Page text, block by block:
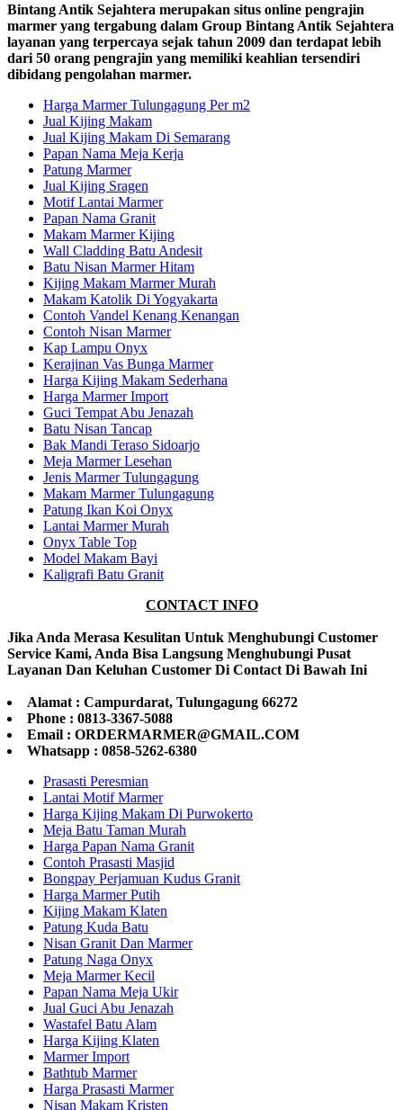
Bintang Antik Sejahtera merupakan situs online pengrajin
marmer yang tergabung dalam Group Bintang Antik Sejahtera
layanan yang terpercaya sejak tahun 2009 dan terdapat lebih
dari 50 orang pengrajin yang memiliki keahlian tersendiri
dibidang pengolahan marmer.
Harga Marmer Tulungagung Per m2
Jual Kijing Makam
Jual Kijing Makam Di Semarang
Papan Nama Meja Kerja
Patung Marmer
Jual Kijing Sragen
Motif Lantai Marmer
Papan Nama Granit
Makam Marmer Kijing
Wall Cladding Batu Andesit
Batu Nisan Marmer Hitam
Kijing Makam Marmer Murah
Makam Katolik Di Yogyakarta
Contoh Vandel Kenang Kenangan
Contoh Nisan Marmer
Kap Lampu Onyx
Kerajinan Vas Bunga Marmer
Harga Kijing Makam Sederhana
Harga Marmer Import
Guci Tempat Abu Jenazah
Batu Nisan Tancap
Bak Mandi Teraso Sidoarjo
Meja Marmer Lesehan
Jenis Marmer Tulungagung
Makam Marmer Tulungagung
Patung Ikan Koi Onyx
Lantai Marmer Murah
Onyx Table Top
Model Makam Bayi
Kaligrafi Batu Granit
CONTACT INFO
Jika Anda Merasa Kesulitan Untuk Menghubungi Customer
Service Kami, Anda Bisa Langsung Menghubungi Pusat
Layanan Dan Keluhan Customer Di Contact Di Bawah Ini
Alamat : Campurdarat, Tulungagung 66272
Phone : 0813-3367-5088
Email : ORDERMARMER@GMAIL.COM
Whatsapp : 0858-5262-6380
Prasasti Peresmian
Lantai Motif Marmer
Harga Kijing Makam Di Purwokerto
Meja Batu Taman Murah
Harga Papan Nama Granit
Contoh Prasasti Masjid
Bongpay Perjamuan Kudus Granit
Harga Marmer Putih
Kijing Makam Klaten
Patung Kuda Batu
Nisan Granit Dan Marmer
Patung Naga Onyx
Meja Marmer Kecil
Papan Nama Meja Ukir
Jual Guci Abu Jenazah
Wastafel Batu Alam
Harga Kijing Klaten
Marmer Import
Bathtub Marmer
Harga Prasasti Marmer
Nisan Makam Kristen